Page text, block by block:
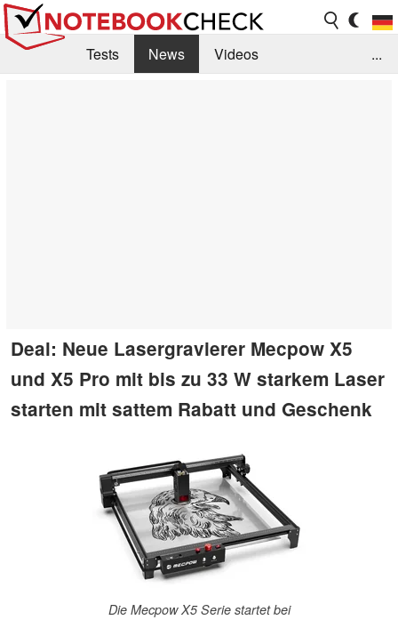
Tests News
Videos
...
Deal: Neue Lasergravierer Mecpow X5
und X5 Pro mit bis zu 33 W starkem Laser
starten mit sattem Rabatt und Geschenk
Die Mecpow X5 Serie startet bei